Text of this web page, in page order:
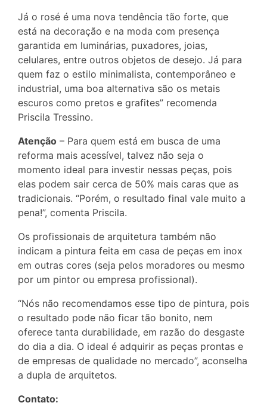
Já o rosé é uma nova tendência tão forte, que
está na decoração e na moda com presença
garantida em luminárias, puxadores, joias,
celulares, entre outros objetos de desejo. Já para
quem faz o estilo minimalista, contemporâneo e
industrial, uma boa alternativa são os metais
escuros como pretos e grafites” recomenda
Priscila Tressino.
Atenção – Para quem está em busca de uma
reforma mais acessível, talvez não seja o
momento ideal para investir nessas peças, pois
elas podem sair cerca de 50% mais caras que as
tradicionais. “Porém, o resultado final vale muito a
pena!”, comenta Priscila.
Os profissionais de arquitetura também não
indicam a pintura feita em casa de peças em inox
em outras cores (seja pelos moradores ou mesmo
por um pintor ou empresa profissional).
“Nós não recomendamos esse tipo de pintura, pois
o resultado pode não ficar tão bonito, nem
oferece tanta durabilidade, em razão do desgaste
do dia a dia. O ideal é adquirir as peças prontas e
de empresas de qualidade no mercado”, aconselha
a dupla de arquitetos.
Contato: